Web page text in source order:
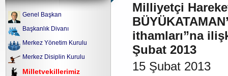
Genel Başkan
Başkanlık Divanı
Merkez Yönetim Kurulu
Merkez Disiplin Kurulu
Milletvekillerimiz
Milliyetçi
ithamları”na
Şubat 2013
15 Şubat 2013